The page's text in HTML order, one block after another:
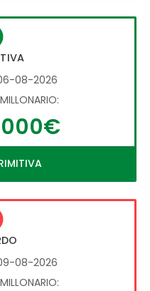
08-2026
08-2026